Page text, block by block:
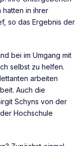
hatten in ihrer
so das Ergebnis der
bei im Umgang mit
selbst zu helfen.
arbeiten
Auch die
Schyns von der
Hochschule